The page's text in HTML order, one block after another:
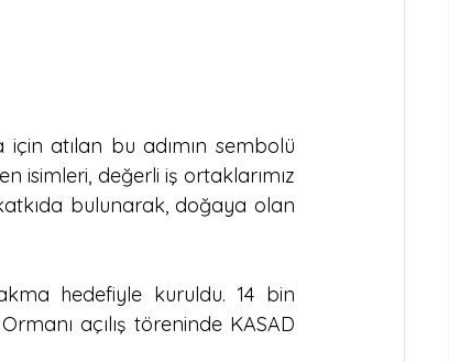
atılan bu adımın sembolü
isimleri, değerli iş ortaklarımız
bulunarak, doğaya olan
hedefiyle kuruldu. 14 bin
açılış töreninde KASAD